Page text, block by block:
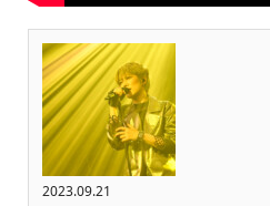
2023.09.21